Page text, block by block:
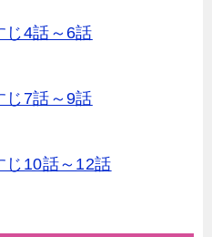
じ4話～6話
じ7話～9話
じ10話～12話